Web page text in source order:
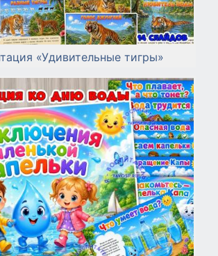
«Удивительные тигры»